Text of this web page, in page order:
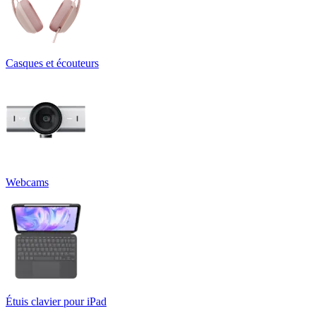
Casques et écouteurs
Webcams
Étuis clavier pour iPad